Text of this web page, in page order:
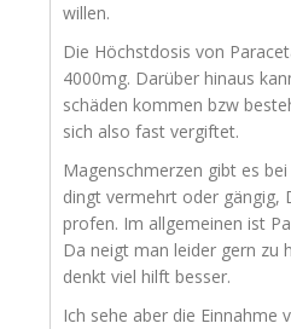
willen.
Die Höchst­do­sis von
4000mg. Dar­über hin­aus
schä­den kom­men bzw
sich also fast vergiftet.
Magen­schmer­zen gibt es
dingt ver­mehrt oder
profen. Im all­ge­mei­nen ist
Da neigt man lei­der gern zu
denkt viel hilft besser.
Ich sehe aber die Ein­nah­me